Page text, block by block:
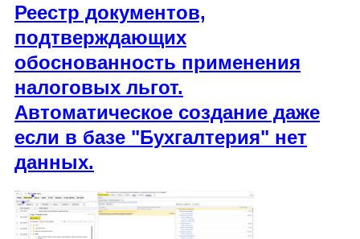
Реестр документов,
подтверждающих
обоснованность применения
налоговых льгот.
Автоматическое создание даже
если в базе "Бухгалтерия" нет
данных.